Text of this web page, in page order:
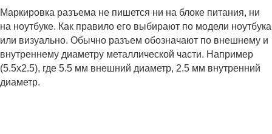
Маркировка разъема не пишется ни на блоке питания, ни
на ноутбуке. Как правило его выбирают по модели ноутбука
или визуально. Обычно разъем обозначают по внешнему и
внутреннему диаметру металлической части. Например
(5.5x2.5), где 5.5 мм внешний диаметр, 2.5 мм внутренний
диаметр.